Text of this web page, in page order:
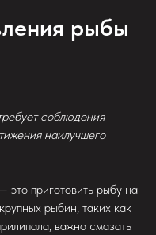
рыбы
соблюдения
наилучшего
приготовить рыбу на
рыбин, таких как
важно смазать